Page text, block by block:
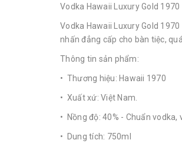
Vodka Hawaii Luxury Gold
Vodka Hawaii Luxury Gold
nhấn đẳng cấp cho bàn tiệc,
Thông tin sản phẩm:
• Thương hiệu: Hawaii 1970
• Xuất xứ: Việt Nam.
• Nồng độ: 40% - Chuẩn vodka,
• Dung tích: 750ml